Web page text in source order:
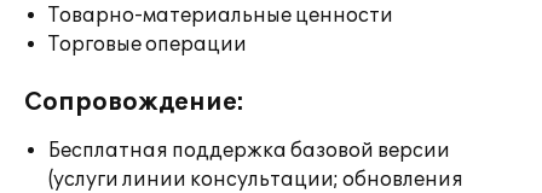
Товарно-материальные ценности
Торговые операции
Сопровождение:
Бесплатная поддержка базовой версии
(услуги линии консультации; обновления